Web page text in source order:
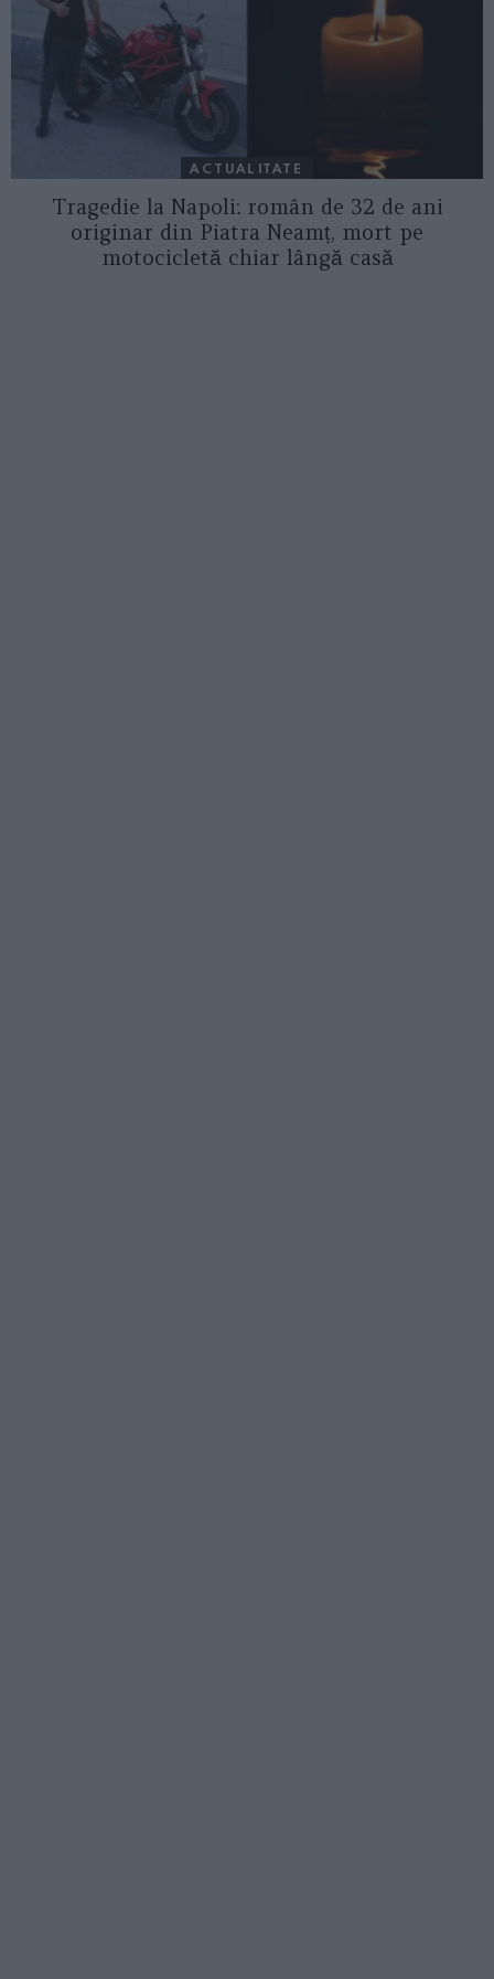
ACTUALITATE
Tragedie la Napoli: român de 32 de ani
originar din Piatra Neamț, mort pe
motocicletă chiar lângă casă